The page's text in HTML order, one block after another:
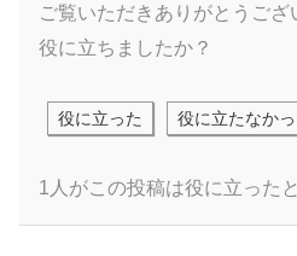
ご覧いただきありがとうござ
役に立ちましたか？
役に立った 役に立たなかっ
1人がこの投稿は役に立った